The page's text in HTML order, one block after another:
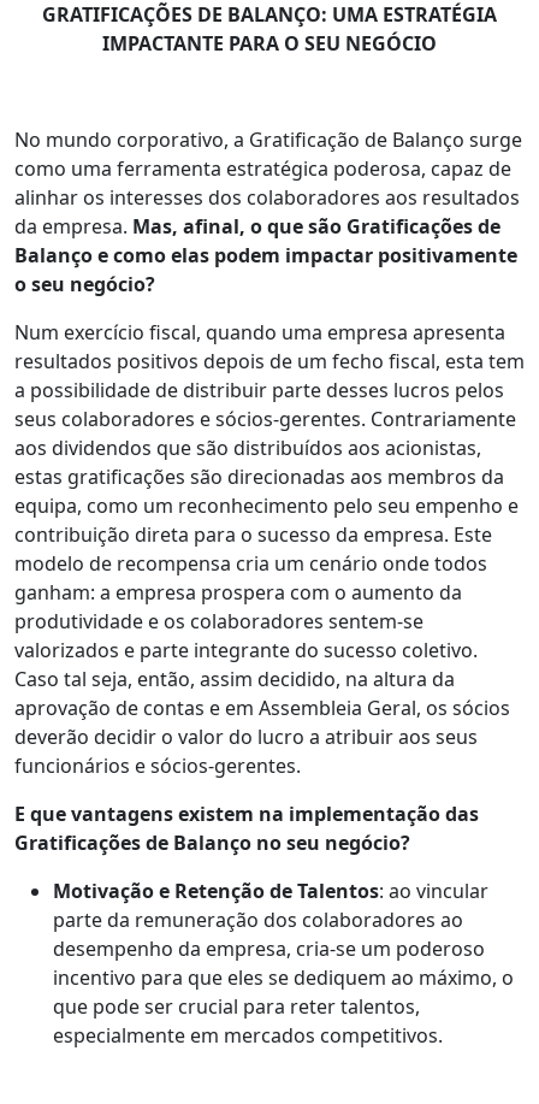
GRATIFICAÇÕES DE BALANÇO: UMA ESTRATÉGIA
IMPACTANTE PARA O SEU NEGÓCIO
No mundo corporativo, a Gratificação de Balanço surge
como uma ferramenta estratégica poderosa, capaz de
alinhar os interesses dos colaboradores aos resultados
da empresa. Mas, afinal, o que são Gratificações de
Balanço e como elas podem impactar positivamente
o seu negócio?
Num exercício fiscal, quando uma empresa apresenta
resultados positivos depois de um fecho fiscal, esta tem
a possibilidade de distribuir parte desses lucros pelos
seus colaboradores e sócios-gerentes. Contrariamente
aos dividendos que são distribuídos aos acionistas,
estas gratificações são direcionadas aos membros da
equipa, como um reconhecimento pelo seu empenho e
contribuição direta para o sucesso da empresa. Este
modelo de recompensa cria um cenário onde todos
ganham: a empresa prospera com o aumento da
produtividade e os colaboradores sentem-se
valorizados e parte integrante do sucesso coletivo.
Caso tal seja, então, assim decidido, na altura da
aprovação de contas e em Assembleia Geral, os sócios
deverão decidir o valor do lucro a atribuir aos seus
funcionários e sócios-gerentes.
E que vantagens existem na implementação das
Gratificações de Balanço no seu negócio?
Motivação e Retenção de Talentos: ao vincular
parte da remuneração dos colaboradores ao
desempenho da empresa, cria-se um poderoso
incentivo para que eles se dediquem ao máximo, o
que pode ser crucial para reter talentos,
especialmente em mercados competitivos.